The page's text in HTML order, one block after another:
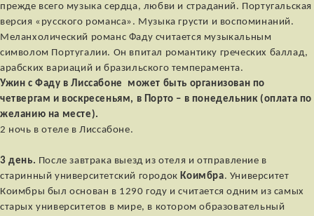
прежде всего музыка сердца, любви и страданий. Португальская
версия «русского романса». Музыка грусти и воспоминаний.
Меланхолический романс Фаду считается музыкальным
символом Португалии. Он впитал романтику греческих баллад,
арабских вариаций и бразильского темперамента.
Ужин с Фаду в Лиссабоне может быть организован по
четвергам и воскресеньям, в Порто – в понедельник (оплата по
желанию на месте).
2 ночь в отеле в Лиссабоне.
3 день. После завтрака выезд из отеля и отправление в
старинный университетский городок Коимбра. Университет
Коимбры был основан в 1290 году и считается одним из самых
старых университетов в мире, в котором образовательный